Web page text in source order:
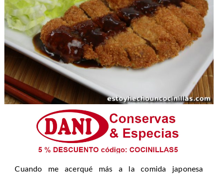
Cuando me acerqué más a la comida japonesa